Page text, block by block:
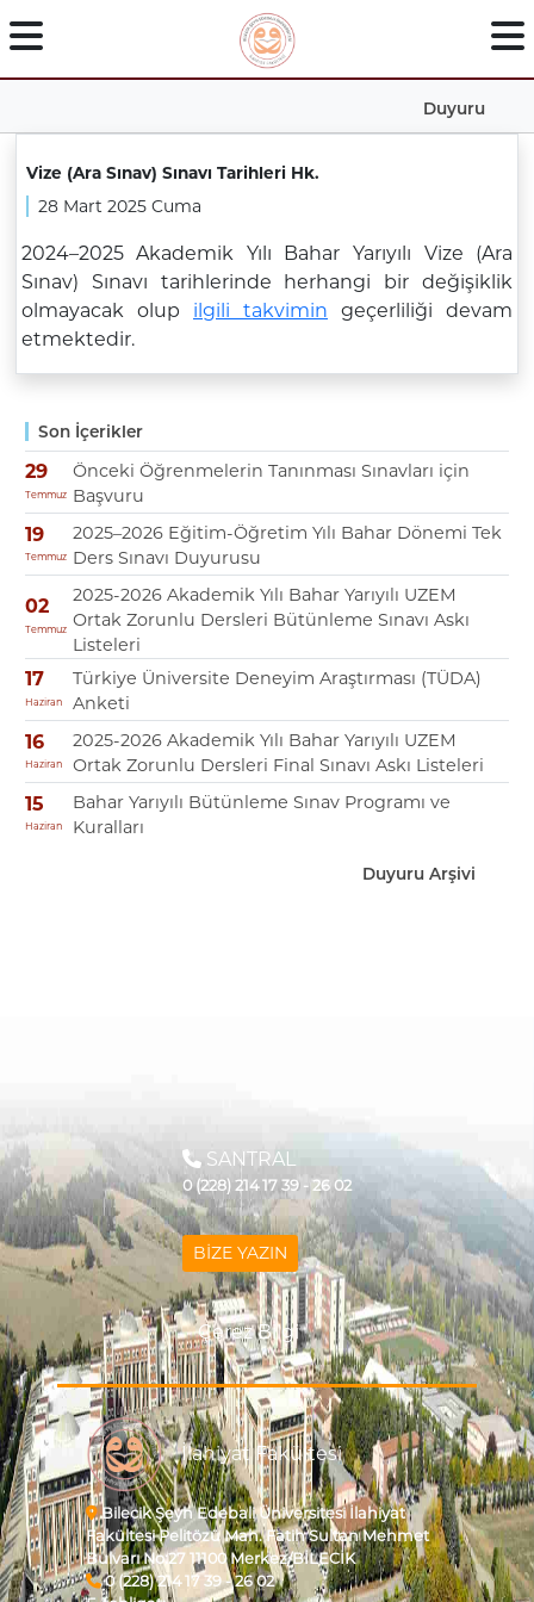
Duyuru
Son İçerikler
29
Temmuz
Önceki Öğrenmelerin Tanınması Sınavları için
Başvuru
19
Temmuz
2025–2026 Eğitim-Öğretim Yılı Bahar Dönemi Tek
Ders Sınavı Duyurusu
02
Temmuz
2025-2026 Akademik Yılı Bahar Yarıyılı UZEM
Ortak Zorunlu Dersleri Bütünleme Sınavı Askı
Listeleri
17
Haziran
Türkiye Üniversite Deneyim Araştırması (TÜDA)
Anketi
16
Haziran
2025-2026 Akademik Yılı Bahar Yarıyılı UZEM
Ortak Zorunlu Dersleri Final Sınavı Askı Listeleri
15
Haziran
Bahar Yarıyılı Bütünleme Sınav Programı ve
Kuralları
Duyuru Arşivi
Vize (Ara Sınav) Sınavı Tarihleri Hk.
28 Mart 2025 Cuma
2024–2025 Akademik Yılı Bahar Yarıyılı Vize (Ara
Sınav) Sınavı tarihlerinde herhangi bir değişiklik
olmayacak olup ilgili takvimin geçerliliği devam
etmektedir.
İlahiyat Fakültesi
Bilecik Şeyh Edebali Üniversitesi İlahiyat
Fakültesi Pelitözü Mah. Fatih Sultan Mehmet
Bulvarı No:27 11100 Merkez/BİLECİK
0 (228) 214 17 39 - 26 02
SANTRAL
0 (228) 214 17 39 - 26 02
BİZE YAZIN
Çerez Bilgi